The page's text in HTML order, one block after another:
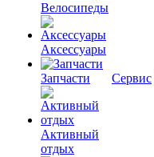
Велосипеды
Аксессуары
Запчасти
Активный
отдых
Сервис